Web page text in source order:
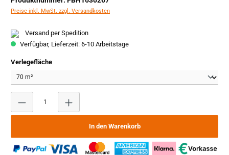
Preise inkl. MwSt. zzgl. Versandkosten
Versand per Spedition
Verfügbar, Lieferzeit: 6-10 Arbeitstage
Verlegeflächeauswählen
Produkt Anzahl: Gib den gewünschten Wert ein oder
In den Warenkorb